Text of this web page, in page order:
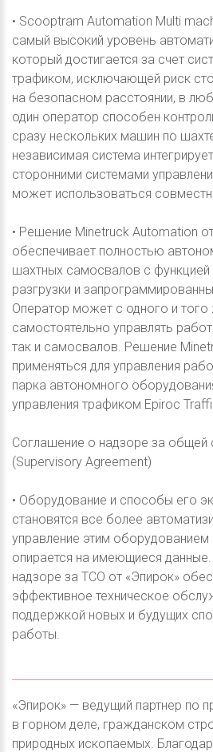
• Scooptram Automation Multi
самый высокий уровень
который достигается за счет
трафиком, исключающей риск
на безопасном расстоянии, в
один оператор способен
сразу нескольких машин по
независимая система
сторонними системами
может использоваться
• Решение Minetruck Automation
обеспечивает полностью
шахтных самосвалов с функцией
разгрузки и
Оператор может с одного и того
самостоятельно управлять
так и самосвалов. Решение
применяться для управления
парка автономного
управления трафиком Epiroc
Соглашение о надзоре за общей
(Supervisory Agreement)
• Оборудование и способы его
становятся все более
управление этим
опирается на имеющиеся
надзоре за ТСО от «Эпирок»
эффективное техническое
поддержкой новых и будущих
работы.
«Эпирок» — ведущий партнер по
в горном деле, гражданском
природных ископаемых.